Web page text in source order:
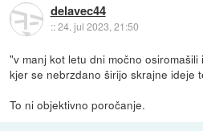
delavec44
::24. jul 2023, 21:50
"v manj kot letu dni močno
kjer se nebrzdano širijo skrajne ideje
To ni objektivno poročanje.